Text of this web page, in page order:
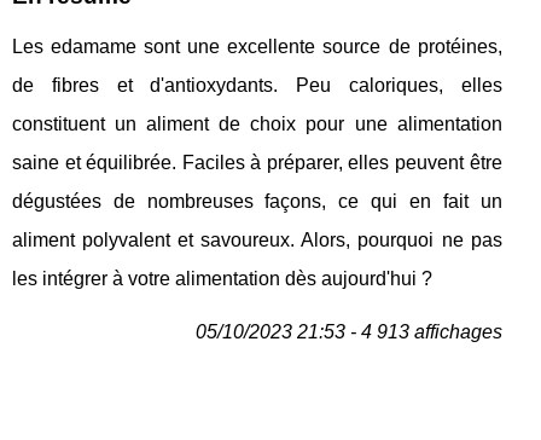
Les edamame sont une excellente source de protéines,
de fibres et d'antioxydants. Peu caloriques, elles
constituent un aliment de choix pour une alimentation
saine et équilibrée. Faciles à préparer, elles peuvent être
dégustées de nombreuses façons, ce qui en fait un
aliment polyvalent et savoureux. Alors, pourquoi ne pas
les intégrer à votre alimentation dès aujourd'hui ?
05/10/2023 21:53 - 4 913 affichages